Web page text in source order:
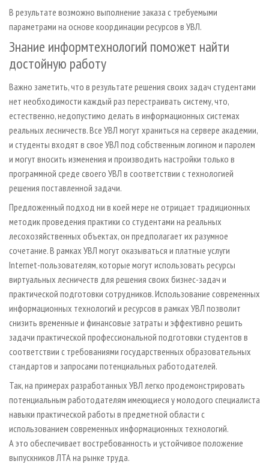
В результате возможно выполнение заказа с требуемыми
параметрами на основе координации ресурсов в УВЛ.
Знание информтехнологий поможет найти
достойную работу
Важно заметить, что в результате решения своих задач студентами
нет необходимости каждый раз перестраивать систему, что,
естественно, недопустимо делать в информационных системах
реальных лесничеств. Все УВЛ могут храниться на сервере академии,
и студенты входят в свое УВЛ под собственным логином и паролем
и могут вносить изменения и производить настройки только в
программной среде своего УВЛ в соответствии с технологией
решения поставленной задачи.
Предложенный подход ни в коей мере не отрицает традиционных
методик проведения практики со студентами на реальных
лесохозяйственных объектах, он предполагает их разумное
сочетание. В рамках УВЛ могут оказываться и платные услуги
Internet-пользователям, которые могут использовать ресурсы
виртуальных лесничеств для решения своих бизнес-задач и
практической подготовки сотрудников. Использование современных
информационных технологий и ресурсов в рамках УВЛ позволит
снизить временные и финансовые затраты и эффективно решить
задачи практической профессиональной подготовки студентов в
соответствии с требованиями государственных образовательных
стандартов и запросами потенциальных работодателей.
Так, на примерах разработанных УВЛ легко продемонстрировать
потенциальным работодателям имеющиеся у молодого специалиста
навыки практической работы в предметной области с
использованием современных информационных технологий.
А это обеспечивает востребованность и устойчивое положение
выпускников ЛТА на рынке труда.